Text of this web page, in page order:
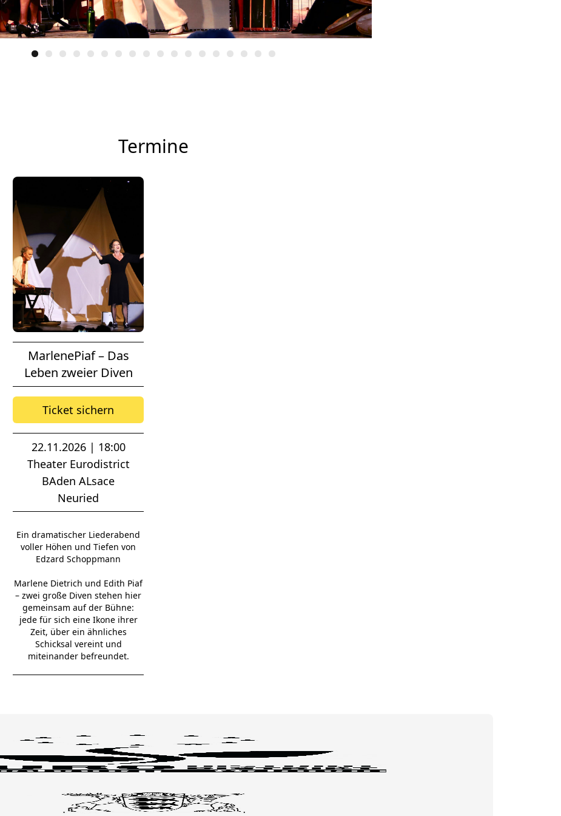
Termine
MarlenePiaf – Das
Leben zweier Diven
Ticket sichern
22.11.2026 | 18:00
Theater Eurodistrict
BAden ALsace
Neuried
Ein dramatischer Liederabend
voller Höhen und Tiefen von
Edzard Schoppmann
Marlene Dietrich und Edith Piaf
– zwei große Diven stehen hier
gemeinsam auf der Bühne:
jede für sich eine Ikone ihrer
Zeit, über ein ähnliches
Schicksal vereint und
miteinander befreundet.